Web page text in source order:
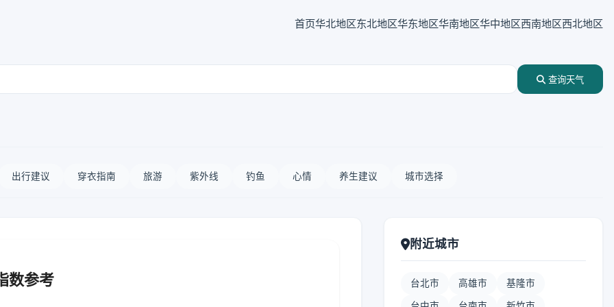
首页华北地区东北地区华东地区华南地区华中地区西南地区西北地区
查询天气
出行建议 穿衣指南 旅游 紫外线 钓鱼 心情 养生建议 城市选择
数参考
附近城市
台北市 高雄市 基隆市